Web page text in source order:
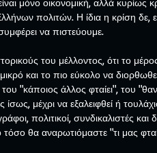
πολιτών. Η ίδια η κρίση δε,
να πιστεύουμε.
του μέλλοντος, ότι το
και το πιο εύκολο να
"κάποιος άλλος φταίει", του
ίσως, μέχρι να εξαλειφθεί ή
πολιτικοί, συνδικαλιστές
θα αναρωτιόμαστε "τι μας